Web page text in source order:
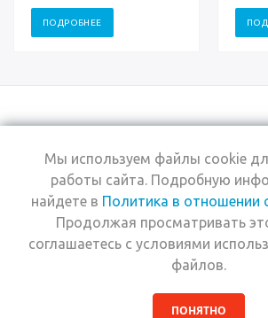
ПОДРОБНЕЕ
+7 (495) 969-0950
2026 © Интернет-
магазин Estel
Компания
Информация
Помощь
Мы используем файлы cookie
работы сайта. Подробную
найдете в Политика в отношении
Продолжая просматривать
соглашаетесь с условиями
файлов.
ПОНЯТНО